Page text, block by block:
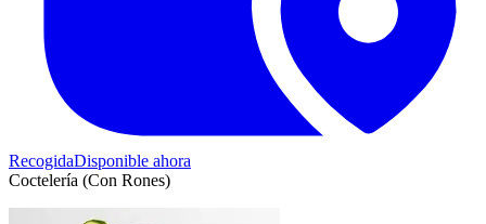
RecogidaDisponible ahora
Coctelería (Con Rones)